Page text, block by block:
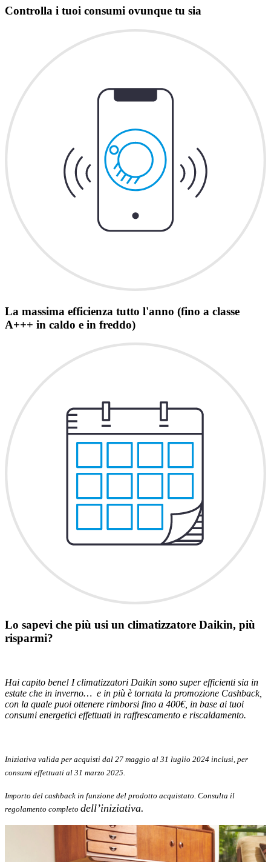
Controlla i tuoi consumi ovunque tu sia
La massima efficienza tutto l'anno (fino a classe
A+++ in caldo e in freddo)
Lo sapevi che più usi un climatizzatore Daikin, più
risparmi?
Hai capito bene! I climatizzatori Daikin sono super efficienti sia in
estate che in inverno… e in più è tornata la promozione Cashback,
con la quale puoi ottenere rimborsi fino a 400€, in base ai tuoi
consumi energetici effettuati in raffrescamento e riscaldamento.
Iniziativa valida per acquisti dal 27 maggio al 31 luglio 2024 inclusi, per
consumi effettuati al 31 marzo 2025.
Importo del cashback in funzione del prodotto acquistato. Consulta il
regolamento completo dell’iniziativa.